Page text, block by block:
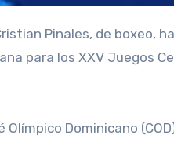
Pinales, de boxeo,
para los XXV Juegos
Dominicano